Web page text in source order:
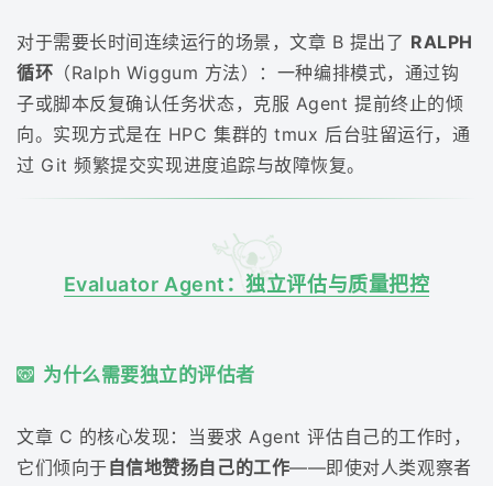
对于需要长时间连续运行的场景，文章 B 提出了 RALPH
循环 （Ralph Wiggum 方法）：一种编排模式，通过钩
子或脚本反复确认任务状态，克服 Agent 提前终止的倾
向。实现方式是在 HPC 集群的 tmux 后台驻留运行，通
过 Git 频繁提交实现进度追踪与故障恢复。
Evaluator Agent：独立评估与质量把控
为什么需要独立的评估者
文章 C 的核心发现：当要求 Agent 评估自己的工作时，
它们倾向于自信地赞扬自己的工作——即使对人类观察者